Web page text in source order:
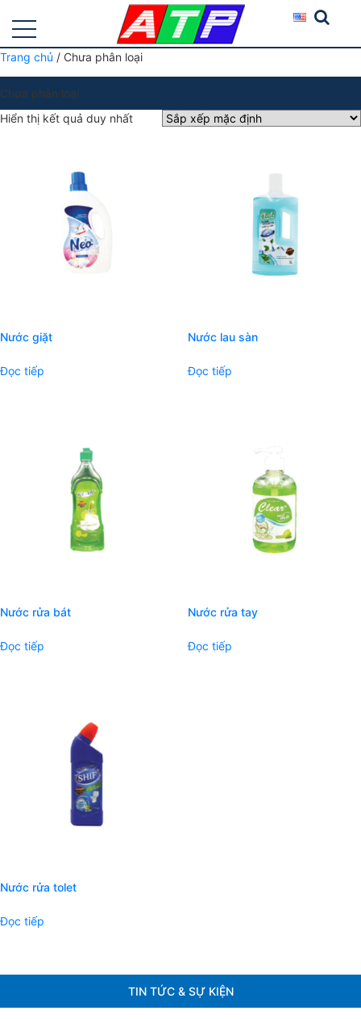
Trang chủ / Chưa phân loại
Chưa phân loại
Hiển thị kết quả duy nhất
Nước giặt
Đọc tiếp
Nước lau sàn
Đọc tiếp
Nước rửa bát
Đọc tiếp
Nước rửa tay
Đọc tiếp
Nước rửa tolet
Đọc tiếp
TIN TỨC & SỰ KIỆN